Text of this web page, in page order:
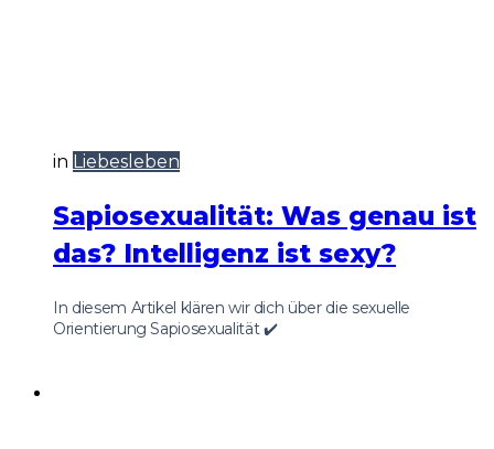
in Liebesleben
Sapiosexualität: Was genau ist
das? Intelligenz ist sexy?
In diesem Artikel klären wir dich über die sexuelle
Orientierung Sapiosexualität ✔️